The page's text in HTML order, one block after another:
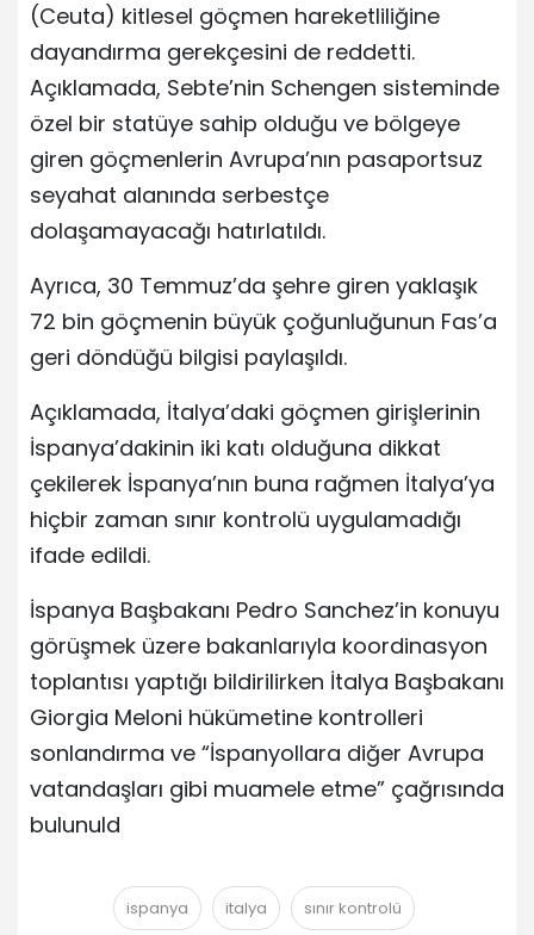
(Ceuta) kitlesel göçmen hareketliliğine
dayandırma gerekçesini de reddetti.
Açıklamada, Sebte’nin Schengen sisteminde
özel bir statüye sahip olduğu ve bölgeye
giren göçmenlerin Avrupa’nın pasaportsuz
seyahat alanında serbestçe
dolaşamayacağı hatırlatıldı.
Ayrıca, 30 Temmuz’da şehre giren yaklaşık
72 bin göçmenin büyük çoğunluğunun Fas’a
geri döndüğü bilgisi paylaşıldı.
Açıklamada, İtalya’daki göçmen girişlerinin
İspanya’dakinin iki katı olduğuna dikkat
çekilerek İspanya’nın buna rağmen İtalya’ya
hiçbir zaman sınır kontrolü uygulamadığı
ifade edildi.
İspanya Başbakanı Pedro Sanchez’in konuyu
görüşmek üzere bakanlarıyla koordinasyon
toplantısı yaptığı bildirilirken İtalya Başbakanı
Giorgia Meloni hükümetine kontrolleri
sonlandırma ve “İspanyollara diğer Avrupa
vatandaşları gibi muamele etme” çağrısında
bulunuld
ispanya italya sınır kontrolü